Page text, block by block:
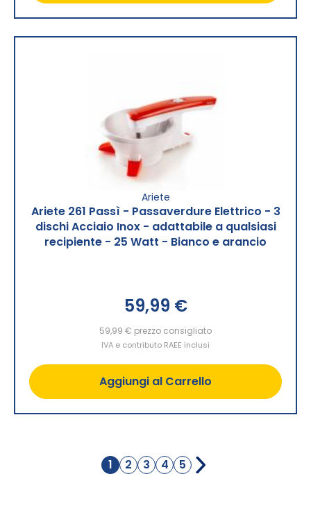
Ariete
Ariete 261 Passì - Passaverdure Elettrico - 3
dischi Acciaio Inox - adattabile a qualsiasi
recipiente - 25 Watt - Bianco e arancio
59,99 €
59,99 € prezzo consigliato
IVA e contributo RAEE inclusi
Aggiungi al Carrello
Pagina
Attualmente
1 Pagina
2 Pagina
3 Pagina
4 Pagina
5